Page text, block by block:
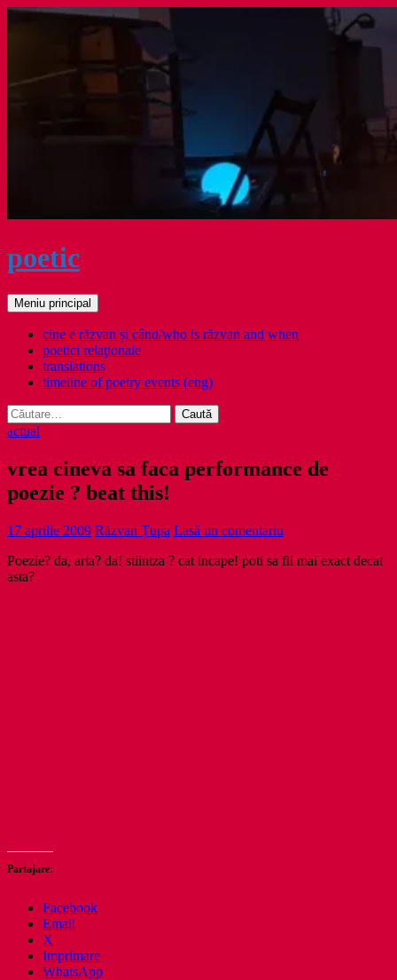
Sari
poetic
Caută
Meniu principal
cine e răzvan și când/who is răzvan and when
poetici relaţionale
translations
timeline of poetry events (eng)
Caută
după:
actual
vrea cineva sa faca performance de
poezie ? beat this!
17 aprilie 2009 Răzvan Țupa Lasă un comentariu
Poezie? da, arta? da! stiintza ? cat incape! poti sa fii mai exact decat
asta?
Partajare:
Facebook
Email
X
Imprimare
WhatsApp